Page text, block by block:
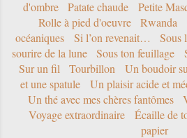
d'ombre
Patate chaude Petite
Rolle à pied d'oeuvre
Rwanda
océaniques
Si l’on revenait… Sous
sourire de la lune
Sous ton feuillage
Sur un fil
Tourbillon Un boudoir
et une spatule
Un plaisir acide et
Un thé avec mes chères fantômes
Voyage extraordinaire
Écaille de
papier